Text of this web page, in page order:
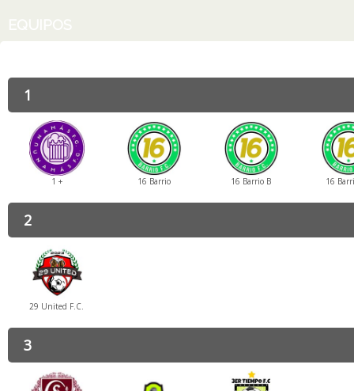
1
1 + 16 Barrio 16 Barrio B 16
2
29 United F.C.
3